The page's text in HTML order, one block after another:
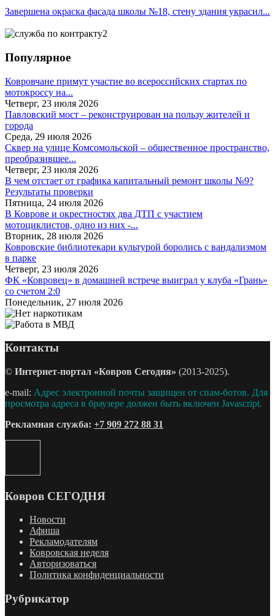
Завершена окраска фасада школы №18, стену здания украсил...
Популярное
Ковровчане примут участие во всероссийских стартах по
мотокроссу на...
Четверг, 23 июля 2026
Павловский мост – реконструирован на пользу жителей и
города
Среда, 29 июля 2026
Сквер на улице Комсомольской – общественное пространство,
преобразившее...
Четверг, 23 июля 2026
В чем отстает от графика капитальный ремонт школы №9?
Результаты проверки
Пятница, 24 июля 2026
В Коврове и окрестностях два ДТП с участием
мотоциклистов, одно из них -...
Вторник, 28 июля 2026
Ковровские библиотекари культурой боролись с вандализмом
в парке
Четверг, 23 июля 2026
ФК «Ковровец» в домашней встрече выиграл у клуба «Грань»
со счетом 2:0
Понедельник, 27 июля 2026
Контакты
© Интернет-портал «Ковров Сегодня» (2013-2025).
e-mail: Адрес электронной почты защищен от спам-ботов. Для
просмотра адреса в браузере должен быть включен Javascript.
Рекламная служба: +7 909 272 88 31
Ковров СЕГОДНЯ
Новости
Афиша
Рекламодателям
Ковровская неделя
Авторизоваться
Политика конфиденциальности
Рубрикатор